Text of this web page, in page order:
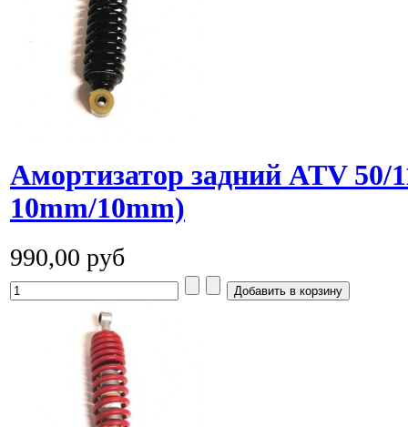
Амортизатор задний ATV 50/
10mm/10mm)
990,00 руб